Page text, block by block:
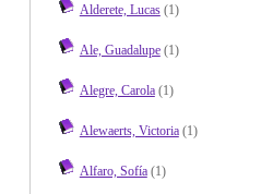
Alderete, Lucas(1)
Ale, Guadalupe(1)
Alegre, Carola(1)
Alewaerts, Victoria(1)
Alfaro, Sofía(1)